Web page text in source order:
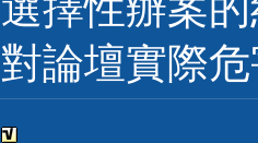
對論壇實際